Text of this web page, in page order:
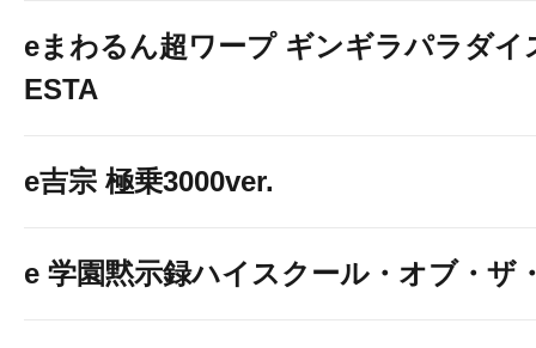
eまわるん超ワープ ギンギラパラダイ
ESTA
e吉宗 極乗3000ver.
e 学園黙示録ハイスクール・オブ・ザ